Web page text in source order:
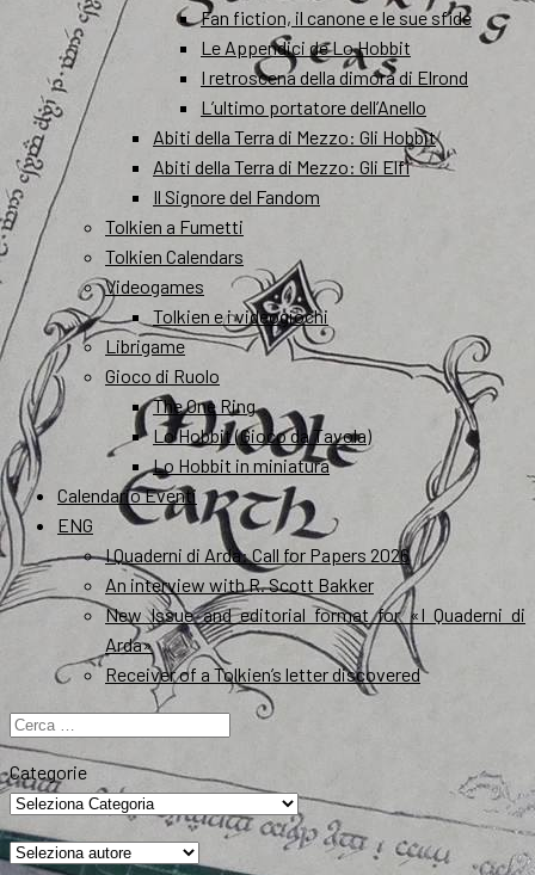
Fan fiction, il canone e le sue sfide
Le Appendici de Lo Hobbit
I retroscena della dimora di Elrond
L’ultimo portatore dell’Anello
Abiti della Terra di Mezzo: Gli Hobbit
Abiti della Terra di Mezzo: Gli Elfi
Il Signore del Fandom
Tolkien a Fumetti
Tolkien Calendars
Videogames
Tolkien e i videogiochi
Librigame
Gioco di Ruolo
The One Ring
Lo Hobbit (Gioco da Tavola)
Lo Hobbit in miniatura
Calendario Eventi
ENG
I Quaderni di Arda: Call for Papers 2026
An interview with R. Scott Bakker
New Issue and editorial format for «I Quaderni di
Arda»
Receiver of a Tolkien’s letter discovered
Ricerca
per:
Categorie